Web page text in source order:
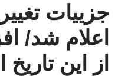
جزییات
اعلام شد/
از این